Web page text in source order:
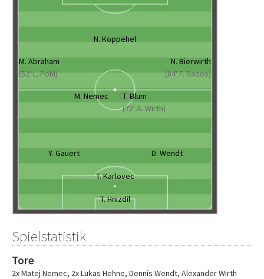
N. Koppehel
M. Abraham
(52' L. Pohl)
N. Bierwirth
(84' F. Rados)
M. Nemec
T. Blum
(72' A. Wirth)
Y. Gauert D. Wendt
T. Karlovec
T. Hnizdil
Spielstatistik
Tore
2x Matej Nemec, 2x Lukas Hehne, Dennis Wendt, Alexander Wirth